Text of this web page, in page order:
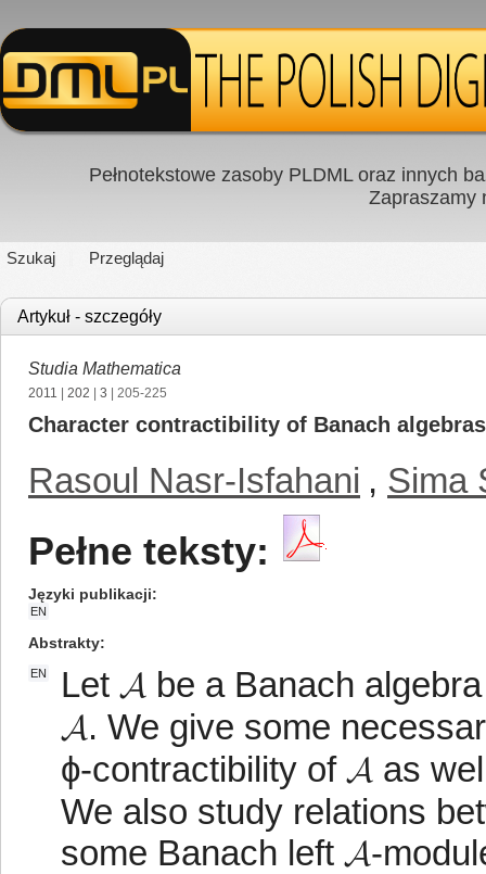
Pełnotekstowe zasoby PLDML oraz innych
Zapraszamy
Szukaj Przeglądaj
Artykuł - szczegóły
Studia Mathematica
2011 202 3 | 205-225
Character contractibility of Banach
Rasoul Nasr-Isfahani , Sima
Pełne teksty:
Języki publikacji
EN
Abstrakty
EN
Let 𝓐 be a Banach
𝓐. We give some
ϕ-contractibility of 𝓐 as
We also study relations
some Banach left 𝓐-